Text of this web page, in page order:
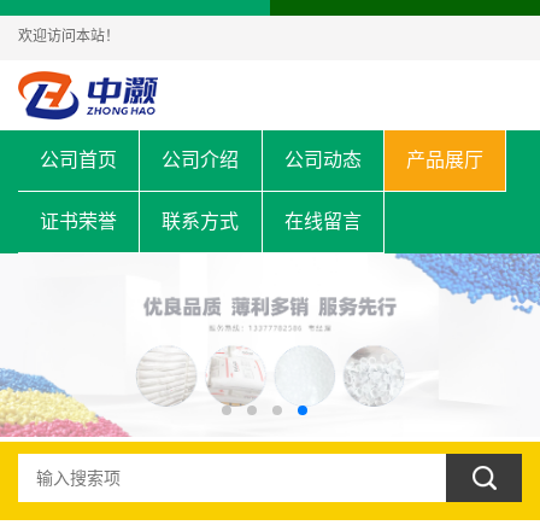
欢迎访问本站！
公司首页 公司介绍 公司动态 产品展厅
证书荣誉 联系方式 在线留言